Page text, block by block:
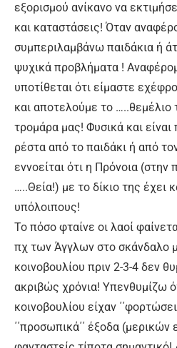
εξορισμού ανίκανο να
και καταστάσεις! Όταν
συμπεριλαμβάνω παιδάκια ή
ψυχικά προβλήματα !
υποτίθεται ότι είμαστε
και αποτελούμε το …..θεμέλιο
τρομάρα μας! Φυσικά και
ρέστα από το παιδάκι ή από
εννοείται ότι η Πρόνοια
…..Θεία!) με το δίκιο της έχει
υπόλοιπους!
Το πόσο φταίνε οι λαοί
πχ των Άγγλων στο σκάνδαλο
κοινοβουλίου πριν 2-3-4 δεν
ακριβώς χρόνια! Υπενθυμίζω
κοινοβουλίου είχαν
΄΄προσωπικά΄΄ έξοδα